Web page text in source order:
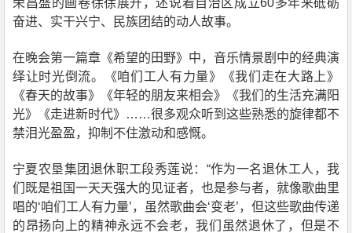
荣昌盛的画卷徐徐展开，述说着自治区成立60多年来砥砺
奋进、实干兴宁、民族团结的动人故事。
在晚会第一篇章《希望的田野》中，音乐情景剧中的经典演
绎让时光倒流。《咱们工人有力量》《我们走在大路上》
《春天的故事》《年轻的朋友来相会》《我们的生活充满阳
光》《走进新时代》……很多观众听到这些熟悉的旋律都不
禁泪光盈盈，抑制不住激动和感慨。
宁夏农垦集团退休职工段秀莲说：“作为一名退休工人，我
们既是祖国一天天强大的见证者，也是参与者，就像歌曲里
唱的‘咱们工人有力量’，虽然歌曲会‘变老’，但这些歌曲传递
的昂扬向上的精神永远不会老，我们虽然退休了，但是不